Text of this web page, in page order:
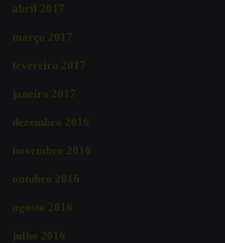
abril 2017
março 2017
fevereiro 2017
janeiro 2017
dezembro 2016
novembro 2016
outubro 2016
agosto 2016
julho 2016